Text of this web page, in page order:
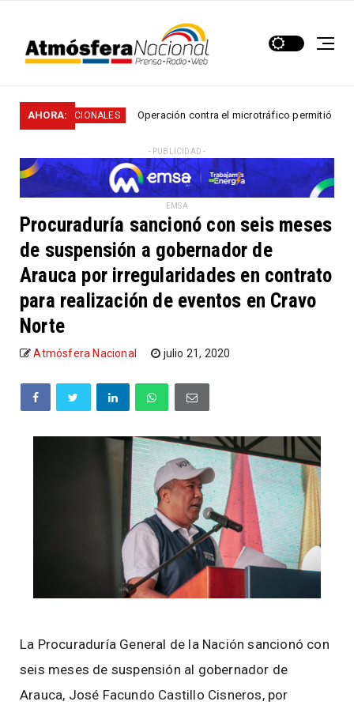
AHORA:
NACIONALES Operación contra el microtráfico permitió que la Policía
- PUBLICIDAD -
EMSA
Procuraduría sancionó con seis meses
de suspensión a gobernador de
Arauca por irregularidades en contrato
para realización de eventos en Cravo
Norte
Atmósfera Nacional julio 21, 2020
La Procuraduría General de la Nación sancionó con
seis meses de suspensión al gobernador de
Arauca, José Facundo Castillo Cisneros, por